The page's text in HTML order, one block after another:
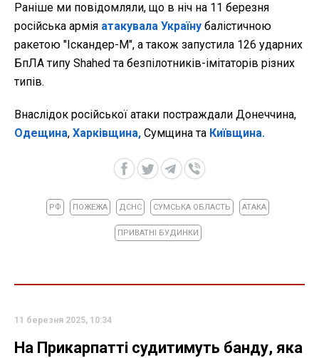
Раніше ми повідомляли, що в ніч на 11 березня
російська армія атакувала Україну балістичною
ракетою "Іскандер-М", а також запустила 126 ударних
БпЛА типу Shahed та безпілотників-імітаторів різних
типів.
Внаслідок російської атаки постраждали Донеччина,
Одещина, Харківщина, Сумщина та Київщина.
РФ ПОЖЕЖА ДСНС СУМСЬКА ОБЛАСТЬ АТАКА
ПРИВАТНІ БУДИНКИ
11 березня 2025, 10:34
На Прикарпатті судитимуть банду, яка